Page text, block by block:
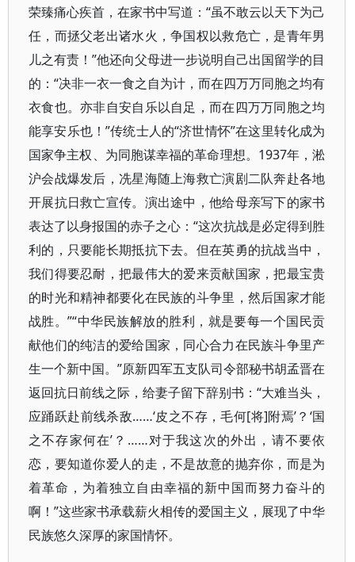
荣臻痛心疾首，在家书中写道：“虽不敢云以天下为己
任，而拯父老出诸水火，争国权以救危亡，是青年男
儿之有责！”他还向父母进一步说明自己出国留学的目
的：“决非一衣一食之自为计，而在四万万同胞之均有
衣食也。亦非自安自乐以自足，而在四万万同胞之均
能享安乐也！”传统士人的“济世情怀”在这里转化成为
国家争主权、为同胞谋幸福的革命理想。1937年，淞
沪会战爆发后，冼星海随上海救亡演剧二队奔赴各地
开展抗日救亡宣传。演出途中，他给母亲写下的家书
表达了以身报国的赤子之心：“这次抗战是必定得到胜
利的，只要能长期抵抗下去。但在英勇的抗战当中，
我们得要忍耐，把最伟大的爱来贡献国家，把最宝贵
的时光和精神都要化在民族的斗争里，然后国家才能
战胜。”“中华民族解放的胜利，就是要每一个国民贡
献他们的纯洁的爱给国家，同心合力在民族斗争里产
生一个新中国。”原新四军五支队司令部秘书胡孟晋在
返回抗日前线之际，给妻子留下辞别书：“大难当头，
应踊跃赴前线杀敌……‘皮之不存，毛何[将]附焉’？‘国
之不存家何在’？……对于我这次的外出，请不要依
恋，要知道你爱人的走，不是故意的抛弃你，而是为
着革命，为着独立自由幸福的新中国而努力奋斗的
啊！”这些家书承载薪火相传的爱国主义，展现了中华
民族悠久深厚的家国情怀。